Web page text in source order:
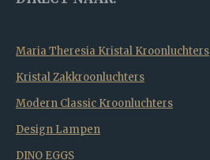
Maria Theresia Kristal Kroonluchters
Kristal Zakkroonluchters
Modern Classic Kroonluchters
Design Lampen
DINO EGGS